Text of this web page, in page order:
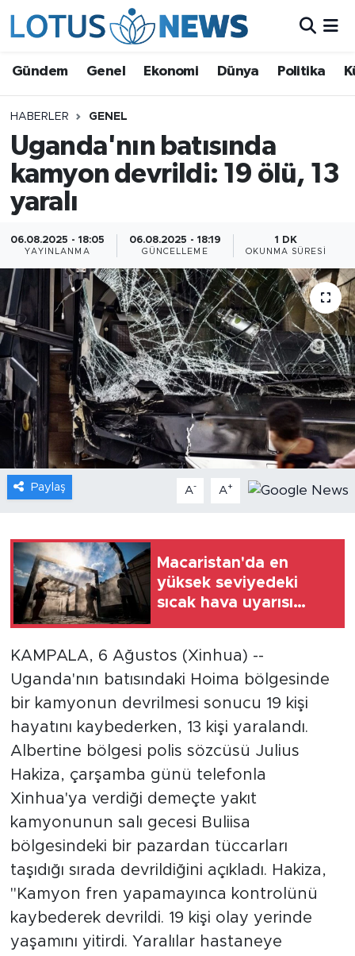
Gündem Genel Ekonomi Dünya Politika
HABERLER GENEL
Uganda'nın batısında
kamyon devrildi: 19 ölü, 13
yaralı
06.08.2025 - 18:05
YAYINLANMA
06.08.2025 - 18:19
GÜNCELLEME
1 DK
OKUNMA SÜRESI
Paylaş A- A+
Macaristan'da en
yüksek seviyedeki
sıcak hava uyarısı
KAMPALA, 6 Ağustos (Xinhua) --
Uganda'nın batısındaki Hoima bölgesinde
bir kamyonun devrilmesi sonucu 19 kişi
hayatını kaybederken, 13 kişi yaralandı.
Albertine bölgesi polis sözcüsü Julius
Hakiza, çarşamba günü telefonla
Xinhua'ya verdiği demeçte yakıt
kamyonunun salı gecesi Buliisa
bölgesindeki bir pazardan tüccarları
taşıdığı sırada devrildiğini açıkladı. Hakiza,
"Kamyon fren yapamayınca kontrolünü
kaybederek devrildi. 19 kişi olay yerinde
yaşamını yitirdi. Yaralılar hastaneye
Ekonomi
Dünya
Politika
Bilim ve Teknoloji
Çin Fuarları
Gündem
Video
Sağlık
Xinhua
Xinhua Türkiye
Seyahat